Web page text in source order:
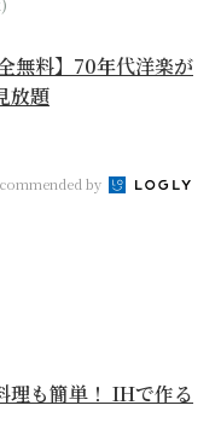
無料】70年代洋楽が
放題
by
理も簡単！ IHで作る